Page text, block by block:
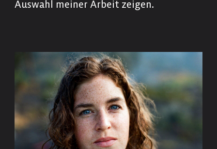
Auswahl meiner Arbeit zeigen.